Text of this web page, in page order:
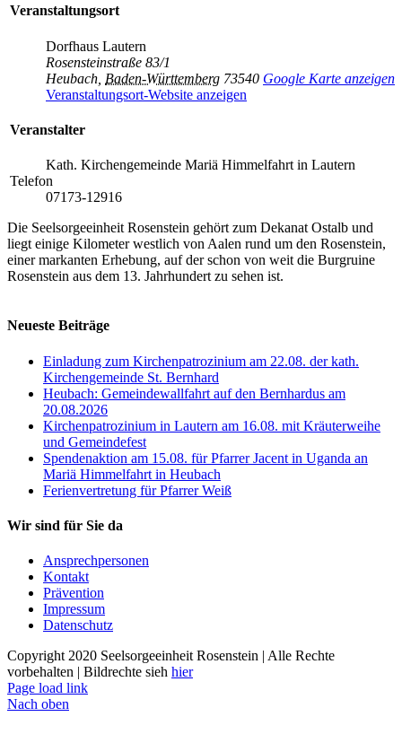
Veranstaltungsort
Dorfhaus Lautern
Rosensteinstraße 83/1
Heubach Baden-Württemberg 73540 Google Karte anzeigen
Veranstaltungsort-Website anzeigen
Veranstalter
Kath. Kirchengemeinde Mariä Himmelfahrt in Lautern
Telefon
07173-12916
Die Seelsorgeeinheit Rosenstein gehört zum Dekanat Ostalb und
liegt einige Kilometer westlich von Aalen rund um den Rosenstein,
einer markanten Erhebung, auf der schon von weit die Burgruine
Rosenstein aus dem 13. Jahrhundert zu sehen ist.
Neueste Beiträge
Einladung zum Kirchenpatrozinium am 22.08. der kath.
Kirchengemeinde St. Bernhard
Heubach: Gemeindewallfahrt auf den Bernhardus am
20.08.2026
Kirchenpatrozinium in Lautern am 16.08. mit Kräuterweihe
und Gemeindefest
Spendenaktion am 15.08. für Pfarrer Jacent in Uganda an
Mariä Himmelfahrt in Heubach
Ferienvertretung für Pfarrer Weiß
Wir sind für Sie da
Ansprechpersonen
Kontakt
Prävention
Impressum
Datenschutz
Copyright 2020 Seelsorgeeinheit Rosenstein | Alle Rechte
vorbehalten | Bildrechte sieh hier
Page load link
Nach oben